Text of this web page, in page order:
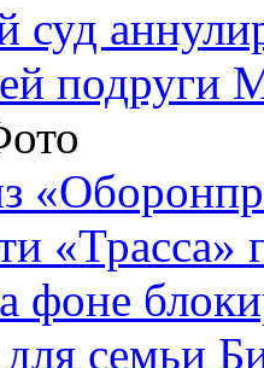
суд
подруги
фоне
семьи